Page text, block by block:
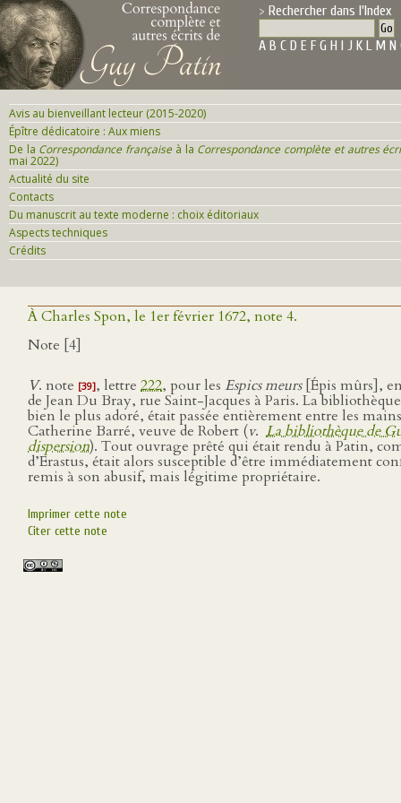
Rechercher dans l'Index
A B C D E F G H I J K L M N